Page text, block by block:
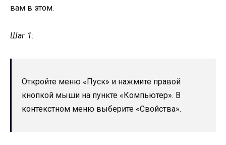
вам в этом.
Шаг 1:
Откройте меню «Пуск» и нажмите правой
кнопкой мыши на пункте «Компьютер». В
контекстном меню выберите «Свойства».